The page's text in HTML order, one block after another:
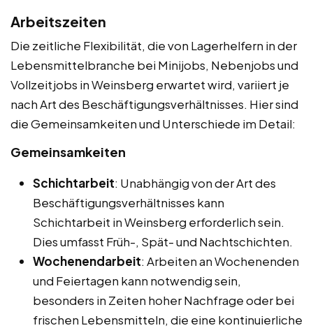
Arbeitszeiten
Die zeitliche Flexibilität, die von Lagerhelfern in der
Lebensmittelbranche bei Minijobs, Nebenjobs und
Vollzeitjobs in Weinsberg erwartet wird, variiert je
nach Art des Beschäftigungsverhältnisses. Hier sind
die Gemeinsamkeiten und Unterschiede im Detail:
Gemeinsamkeiten
Schichtarbeit: Unabhängig von der Art des
Beschäftigungsverhältnisses kann
Schichtarbeit in Weinsberg erforderlich sein.
Dies umfasst Früh-, Spät- und Nachtschichten.
Wochenendarbeit: Arbeiten an Wochenenden
und Feiertagen kann notwendig sein,
besonders in Zeiten hoher Nachfrage oder bei
frischen Lebensmitteln, die eine kontinuierliche